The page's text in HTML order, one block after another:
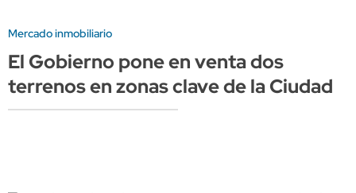
Mercado inmobiliario
El Gobierno pone en venta dos
terrenos en zonas clave de la Ciudad